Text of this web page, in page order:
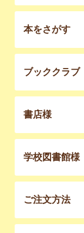
本をさがす
ブッククラブ
書店様
学校図書館様
ご注文方法